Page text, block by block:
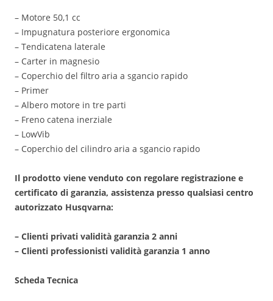
– Motore 50,1 cc
– Impugnatura posteriore ergonomica
– Tendicatena laterale
– Carter in magnesio
– Coperchio del filtro aria a sgancio rapido
– Primer
– Albero motore in tre parti
– Freno catena inerziale
– LowVib
– Coperchio del cilindro aria a sgancio rapido
Il prodotto viene venduto con regolare registrazione e
certificato di garanzia, assistenza presso qualsiasi centro
autorizzato Husqvarna:
– Clienti privati validità garanzia 2 anni
– Clienti professionisti validità garanzia 1 anno
Scheda Tecnica